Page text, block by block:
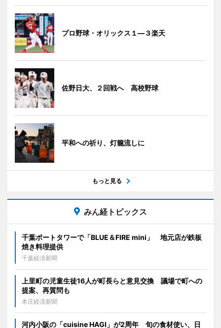
プロ野球・オリックス１―３楽天
佐野日大、２回戦へ 高校野球
平和への祈り、灯籠流しに
もっと見る
みん経トピックス
千葉ポートタワーで「BLUE＆FIRE mini」 地元店が鉄板
焼き料理提供
千葉経済新聞
上里町の児童生徒16人が町長らと意見交換 議場で町への
提案、再質問も
本庄経済新聞
河内小阪の「cuisine HAGI」が2周年 旬の食材使い、日